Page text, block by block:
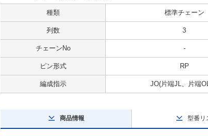
種類 標準チェーン
列数 3
チェーンNo -
ピン形式 RP
編成指示 JO(片端JL、片端
商品情報 型番リ